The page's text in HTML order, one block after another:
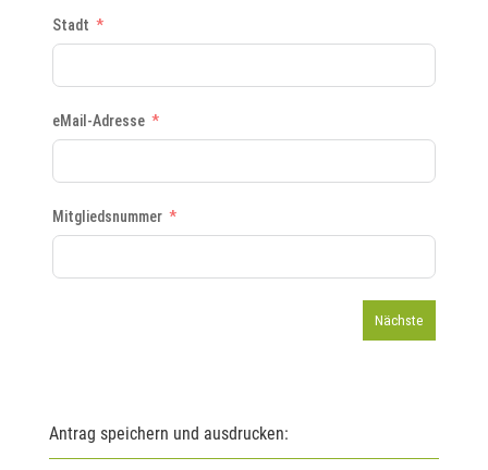
Stadt
eMail-Adresse
Mitgliedsnummer
Nächste
Antrag speichern und ausdrucken: